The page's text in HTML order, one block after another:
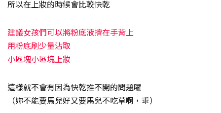
所以在上妝的時候會比較快乾
建議女孩們可以將粉底液擠在手背上
用粉底刷少量沾取
小區塊小區塊上妝
這樣就不會有因為快乾推不開的問題囉
（妳不能要馬兒好又要馬兒不吃草啊，乖）